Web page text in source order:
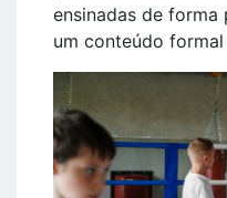
ensinadas de forma
um conteúdo